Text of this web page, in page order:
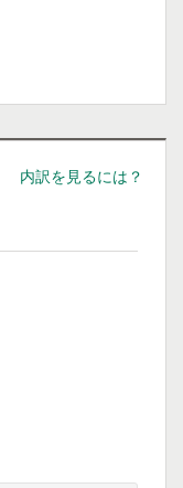
内訳を見るには？